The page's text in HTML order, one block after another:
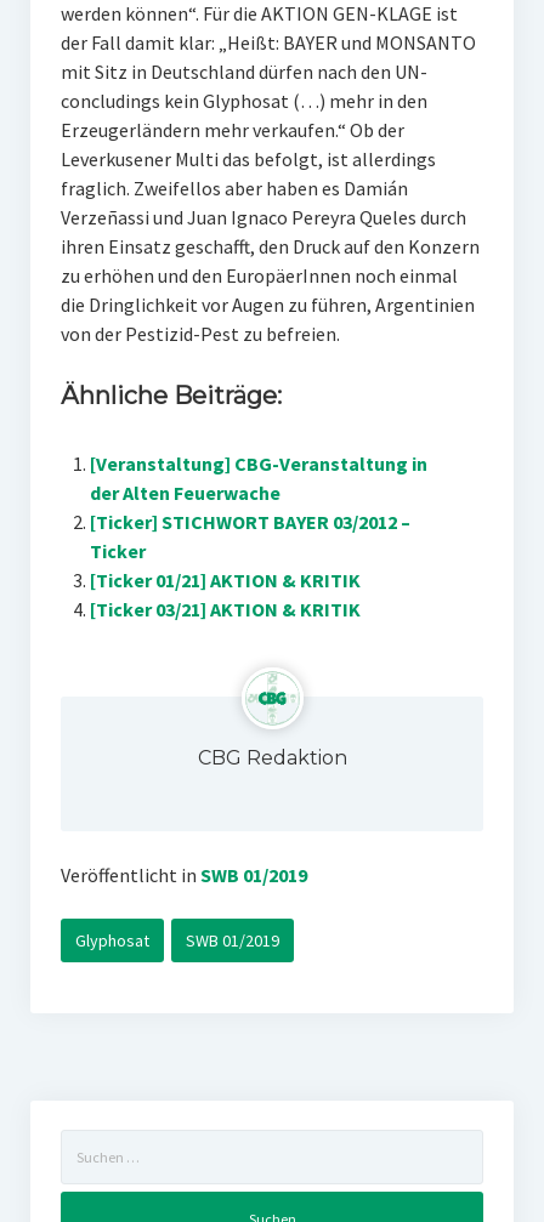
werden können“. Für die AKTION GEN-KLAGE ist
der Fall damit klar: „Heißt: BAYER und MONSANTO
mit Sitz in Deutschland dürfen nach den UN-
concludings kein Glyphosat (…) mehr in den
Erzeugerländern mehr verkaufen.“ Ob der
Leverkusener Multi das befolgt, ist allerdings
fraglich. Zweifellos aber haben es Damián
Verzeñassi und Juan Ignaco Pereyra Queles durch
ihren Einsatz geschafft, den Druck auf den Konzern
zu erhöhen und den EuropäerInnen noch einmal
die Dringlichkeit vor Augen zu führen, Argentinien
von der Pestizid-Pest zu befreien.
Ähnliche Beiträge:
[Veranstaltung] CBG-Veranstaltung in
der Alten Feuerwache
[Ticker] STICHWORT BAYER 03/2012 –
Ticker
[Ticker 01/21] AKTION & KRITIK
[Ticker 03/21] AKTION & KRITIK
CBG Redaktion
Veröffentlicht in SWB 01/2019
Glyphosat SWB 01/2019
nach: